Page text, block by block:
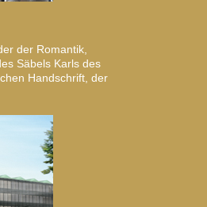
der Romantik,
Säbels Karls des
Handschrift, der